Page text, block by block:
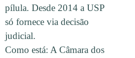
pílula. Desde 2014 a USP
só fornece via decisão
judicial.
Como está: A Câmara dos